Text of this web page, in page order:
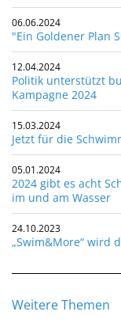
06.06.2024
"Ein Goldener Plan
12.04.2024
Politik unterstützt
Kampagne 2024
15.03.2024
Jetzt für die
05.01.2024
2024 gibt es acht
im und am Wasser
24.10.2023
„Swim&More“ wird
Weitere Themen